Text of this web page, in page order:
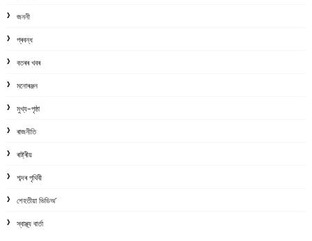
জননী
প্ৰবন্ধ
বতৰৰ খবৰ
মনোৰঞ্জন
মুখ্য-পৃষ্ঠা
ৰাজনীতি
ৰাষ্ট্ৰীয়
শব্দৰ পৃথিবী
শেহতীয়া ভিডিঅ’
স্বাস্থ্য বাৰ্তা